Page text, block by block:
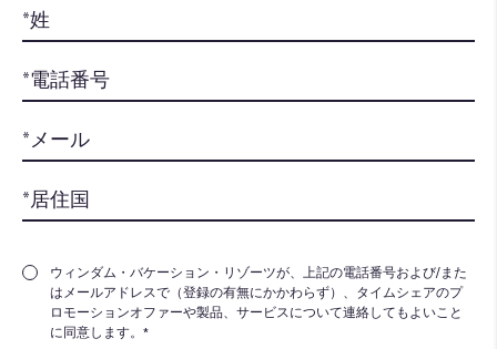
ウィンダム・バケーション・リゾーツが、上記の電話番号および/また
はメールアドレスで（登録の有無にかかわらず）、タイムシェアのプ
ロモーションオファーや製品、サービスについて連絡してもよいこと
に同意します。*